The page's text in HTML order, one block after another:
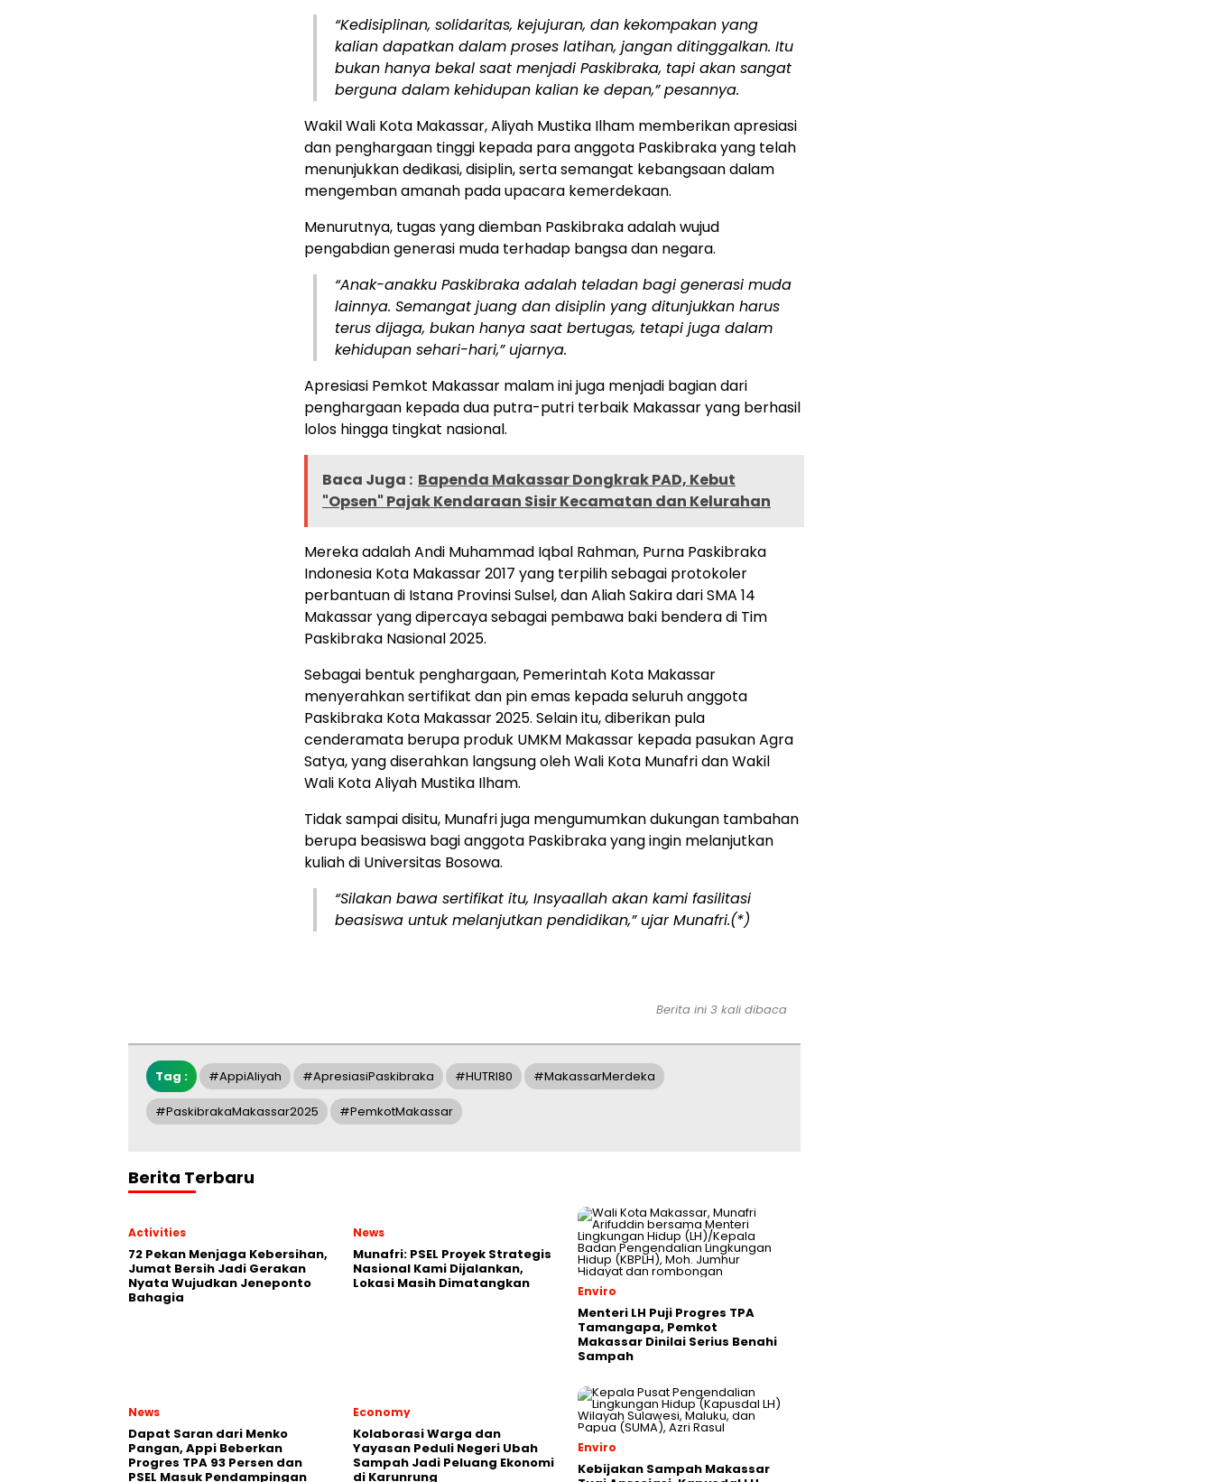
“Kedisiplinan, solidaritas, kejujuran, dan kekompakan yang
kalian dapatkan dalam proses latihan, jangan ditinggalkan. Itu
bukan hanya bekal saat menjadi Paskibraka, tapi akan sangat
berguna dalam kehidupan kalian ke depan,” pesannya.
Wakil Wali Kota Makassar, Aliyah Mustika Ilham memberikan apresiasi
dan penghargaan tinggi kepada para anggota Paskibraka yang telah
menunjukkan dedikasi, disiplin, serta semangat kebangsaan dalam
mengemban amanah pada upacara kemerdekaan.
Menurutnya, tugas yang diemban Paskibraka adalah wujud
pengabdian generasi muda terhadap bangsa dan negara.
“Anak-anakku Paskibraka adalah teladan bagi generasi muda
lainnya. Semangat juang dan disiplin yang ditunjukkan harus
terus dijaga, bukan hanya saat bertugas, tetapi juga dalam
kehidupan sehari-hari,” ujarnya.
Apresiasi Pemkot Makassar malam ini juga menjadi bagian dari
penghargaan kepada dua putra-putri terbaik Makassar yang berhasil
lolos hingga tingkat nasional.
Baca Juga : Bapenda Makassar Dongkrak PAD, Kebut
"Opsen" Pajak Kendaraan Sisir Kecamatan dan Kelurahan
Mereka adalah Andi Muhammad Iqbal Rahman, Purna Paskibraka
Indonesia Kota Makassar 2017 yang terpilih sebagai protokoler
perbantuan di Istana Provinsi Sulsel, dan Aliah Sakira dari SMA 14
Makassar yang dipercaya sebagai pembawa baki bendera di Tim
Paskibraka Nasional 2025.
Sebagai bentuk penghargaan, Pemerintah Kota Makassar
menyerahkan sertifikat dan pin emas kepada seluruh anggota
Paskibraka Kota Makassar 2025. Selain itu, diberikan pula
cenderamata berupa produk UMKM Makassar kepada pasukan Agra
Satya, yang diserahkan langsung oleh Wali Kota Munafri dan Wakil
Wali Kota Aliyah Mustika Ilham.
Tidak sampai disitu, Munafri juga mengumumkan dukungan tambahan
berupa beasiswa bagi anggota Paskibraka yang ingin melanjutkan
kuliah di Universitas Bosowa.
“Silakan bawa sertifikat itu, Insyaallah akan kami fasilitasi
beasiswa untuk melanjutkan pendidikan,” ujar Munafri.(*)
Berita ini 3 kali dibaca
Tag : #AppiAliyah #ApresiasiPaskibraka #HUTRI80 #MakassarMerdeka
#PaskibrakaMakassar2025 #PemkotMakassar
Berita Terbaru
Activities
72 Pekan Menjaga Kebersihan,
Jumat Bersih Jadi Gerakan
Nyata Wujudkan Jeneponto
Bahagia
News
Munafri: PSEL Proyek Strategis
Nasional Kami Dijalankan,
Lokasi Masih Dimatangkan
Enviro
Menteri LH Puji Progres TPA
Tamangapa, Pemkot
Makassar Dinilai Serius Benahi
Sampah
News
Dapat Saran dari Menko
Pangan, Appi Beberkan
Progres TPA 93 Persen dan
PSEL Masuk Pendampingan
Economy
Kolaborasi Warga dan
Yayasan Peduli Negeri Ubah
Sampah Jadi Peluang Ekonomi
di Karunrung
Enviro
Kebijakan Sampah Makassar